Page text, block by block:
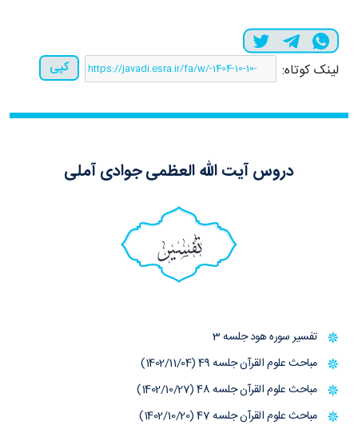
لینک کوتاه: کپی
دروس آیت الله العظمی جوادی آملی
تفسیر
تفسیر سوره هود جلسه 3
مباحث علوم القرآن جلسه 49 (1402/11/04)
مباحث علوم القرآن جلسه 48 (1402/10/27)
مباحث علوم القرآن جلسه 47 (1402/10/20)